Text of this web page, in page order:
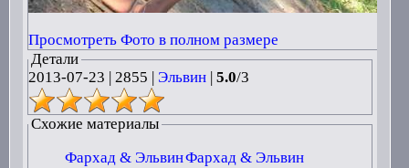
Просмотреть Фото в полном размере
Детали
2013-07-23 | 2855 | Эльвин | 5.0/3
Схожие материалы
Фархад & ЭльвинФархад & Эльвин